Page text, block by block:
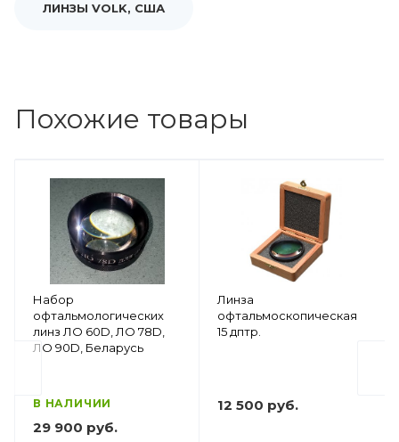
ЛИНЗЫ VOLK, США
Похожие товары
Набор
офтальмологических
линз ЛО 60D, ЛО 78D,
ЛО 90D, Беларусь
В НАЛИЧИИ
29 900 руб.
Линза
офтальмоскопическая
15 дптр.
12 500 руб.